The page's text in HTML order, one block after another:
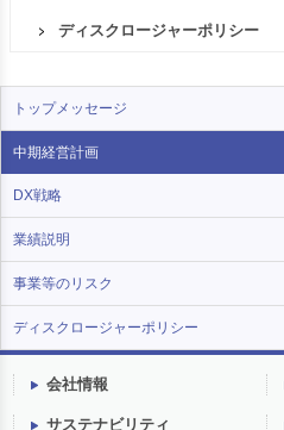
ディスクロージャーポリシー
トップメッセージ
中期経営計画
DX戦略
業績説明
事業等のリスク
ディスクロージャーポリシー
会社情報
サステナビリティ